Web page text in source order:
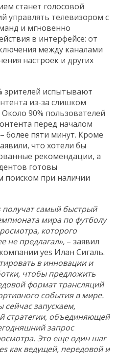
станет голосовой
телевизором с
и мгновенно
в интерфейсе: от
между каналами
настроек и других
зрителей испытывают
из-за слишком
90% пользователей
перед началом
более пяти минут. Кроме
что хотели бы
рекомендации, а
готовы
поиском при наличии
получат самый быстрый
мира по футболу
которого
не предлагал», – заявил
yes Илан Сигаль.
в инновации и
чтобы предложить
формат трансляций
события в мире.
запускаем,
стратегии, объединяющей
запрос
Это еще один шаг
как ведущей, передовой и